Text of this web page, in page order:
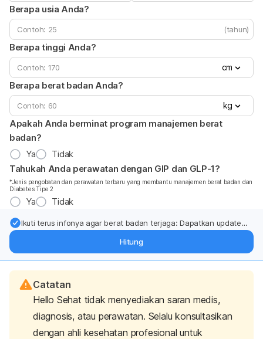
Berapa usia Anda?
(tahun)
Berapa tinggi Anda?
cm
Berapa berat badan Anda?
kg
Apakah Anda berminat program manajemen berat
badan?
Ya
Tidak
Tahukah Anda perawatan dengan GIP dan GLP-1?
*Jenis pengobatan dan perawatan terbaru yang membantu manajemen berat badan dan
Diabetes Tipe 2
Ya Tidak
Ikuti terus infonya agar berat badan terjaga: Dapatkan update
Hitung
Catatan
Hello Sehat tidak menyediakan saran medis,
diagnosis, atau perawatan. Selalu konsultasikan
dengan ahli kesehatan profesional untuk